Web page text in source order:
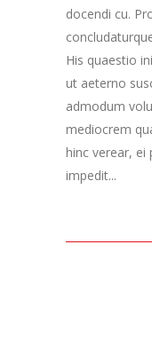
docendi cu.
His quaestio
ut aeterno
admodum
mediocrem
hinc verear, ei
impedit...